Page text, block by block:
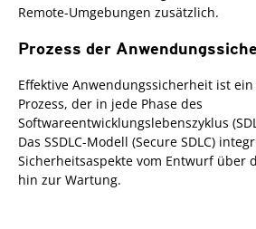
Remote-Umgebungen zusätzlich.
Prozess der
Effektive Anwendungssicherheit ist
Prozess, der in jede Phase des
Softwareentwicklungslebenszyklus
Das SSDLC-Modell (Secure SDLC)
Sicherheitsaspekte vom Entwurf über
hin zur Wartung.